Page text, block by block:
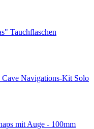
Tauchflaschen
Cave Navigations-Kit Solo
mit Auge - 100mm